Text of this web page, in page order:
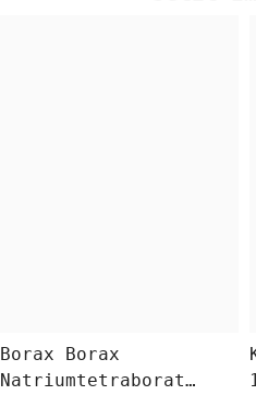
Borax Borax
Natriumtetraborat